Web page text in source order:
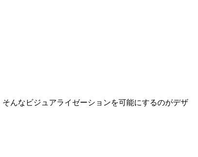
んなビジュアライゼーションを可能にするのがデザ